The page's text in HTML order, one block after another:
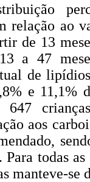
relação ao
de 13
a 47
de
e 11,1%
647
aos
todas
manteve-